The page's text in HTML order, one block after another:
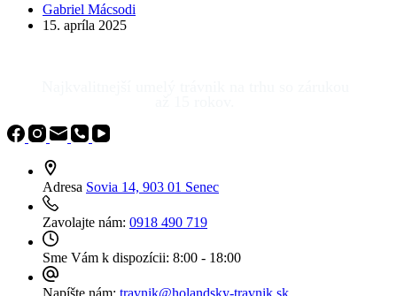
Gabriel Mácsodi
15. apríla 2025
Adresa Sovia 14, 903 01 Senec
Zavolajte nám: 0918 490 719
Sme Vám k dispozícii: 8:00 - 18:00